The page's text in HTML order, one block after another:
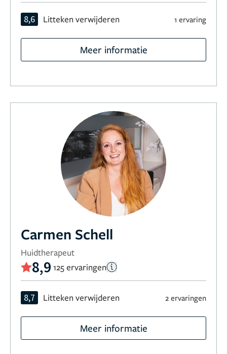
8,6 Litteken verwijderen 1 ervaring
Meer informatie
Carmen Schell
Huidtherapeut
8,9 125 ervaringen
8,7 Litteken verwijderen 2 ervaringen
Meer informatie